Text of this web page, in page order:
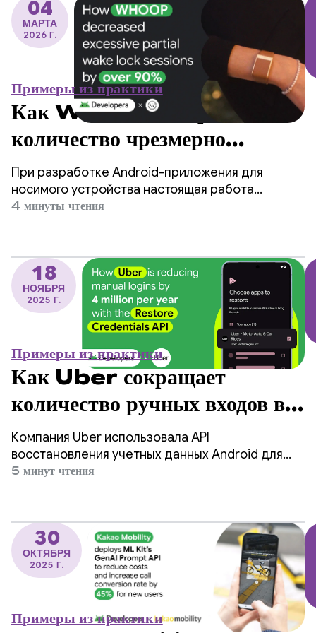
пользователей.
04
МАРТА
2026 Г.
Примеры из практики
Как WHOOP сократил
количество чрезмерно
частичных сеансов
блокировки экрана более чем
на 90%.
При разработке Android-приложения для
носимого устройства настоящая работа
начинается, когда экран выключается.
4 минуты чтения
18
НОЯБРЯ
2025 Г.
Примеры из практики
Как Uber сокращает
количество ручных входов в
систему на 4 миллиона в год
благодаря API
восстановления учетных
Компания Uber использовала API
восстановления учетных данных Android для
упрощения входа в систему на новых
миллиона в год и повышение уровня удержания
пользователей.
5 минут чтения
30
ОКТЯБРЯ
2025 Г.
Примеры из практики